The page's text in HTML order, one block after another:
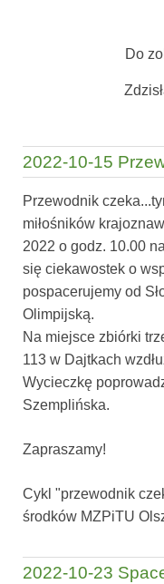
Do
2022-10-15
Przewodnik
miłośników
2022 o godz. 10.00
się ciekawostek o
pospacerujemy od
Olimpijską.
Na miejsce zbiórki
113 w Dajtkach
Wycieczkę
Szemplińska.
Zapraszamy!
Cykl "przewodnik
środków MZPiTU
2022-10-23